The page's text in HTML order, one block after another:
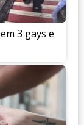
3 gays e